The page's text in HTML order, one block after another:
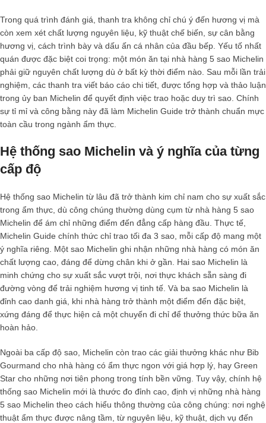
Trong quá trình đánh giá, thanh tra không chỉ chú ý đến hương vị mà
còn xem xét chất lượng nguyên liệu, kỹ thuật chế biến, sự cân bằng
hương vị, cách trình bày và dấu ấn cá nhân của đầu bếp. Yếu tố nhất
quán được đặc biệt coi trọng: một món ăn tại nhà hàng 5 sao Michelin
phải giữ nguyên chất lượng dù ở bất kỳ thời điểm nào. Sau mỗi lần trải
nghiệm, các thanh tra viết báo cáo chi tiết, được tổng hợp và thảo luận
trong ủy ban Michelin để quyết định việc trao hoặc duy trì sao. Chính
sự tỉ mỉ và công bằng này đã làm Michelin Guide trở thành chuẩn mực
toàn cầu trong ngành ẩm thực.
Hệ thống sao Michelin và ý nghĩa của từng
cấp độ
Hệ thống sao Michelin từ lâu đã trở thành kim chỉ nam cho sự xuất sắc
trong ẩm thực, dù công chúng thường dùng cụm từ nhà hàng 5 sao
Michelin để ám chỉ những điểm đến đẳng cấp hàng đầu. Thực tế,
Michelin Guide chính thức chỉ trao tối đa 3 sao, mỗi cấp độ mang một
ý nghĩa riêng. Một sao Michelin ghi nhận những nhà hàng có món ăn
chất lượng cao, đáng để dừng chân khi ở gần. Hai sao Michelin là
minh chứng cho sự xuất sắc vượt trội, nơi thực khách sẵn sàng đi
đường vòng để trải nghiệm hương vị tinh tế. Và ba sao Michelin là
đỉnh cao danh giá, khi nhà hàng trở thành một điểm đến đặc biệt,
xứng đáng để thực hiện cả một chuyến đi chỉ để thưởng thức bữa ăn
hoàn hảo.
Ngoài ba cấp độ sao, Michelin còn trao các giải thưởng khác như Bib
Gourmand cho nhà hàng có ẩm thực ngon với giá hợp lý, hay Green
Star cho những nơi tiên phong trong tính bền vững. Tuy vậy, chính hệ
thống sao Michelin mới là thước đo đỉnh cao, định vị những nhà hàng
5 sao Michelin theo cách hiểu thông thường của công chúng: nơi nghệ
thuật ẩm thực được nâng tầm, từ nguyên liệu, kỹ thuật, dịch vụ đến